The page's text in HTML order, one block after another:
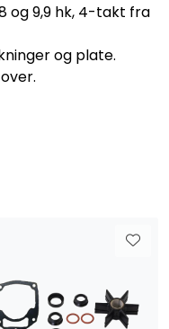
og 9,9 hk, 4-takt fra
og plate.